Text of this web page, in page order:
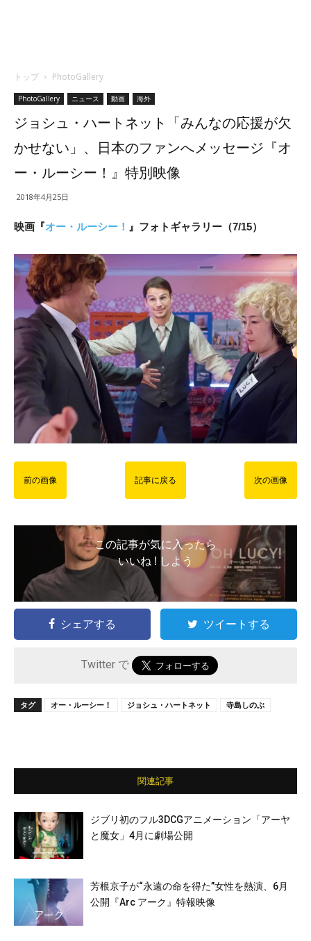
トップ PhotoGallery
PhotoGallery ニュース 動画 海外
ジョシュ・ハートネット「みんなの応援が欠
かせない」、日本のファンへメッセージ『オ
ー・ルーシー！』特別映像
2018年4月25日
映画『オー・ルーシー！ 』フォトギャラリー（7/15）
前の画像 記事に戻る 次の画像
この記事が気に入ったら
いいね ! しよう
シェアする ツイートする
Twitter で
タグ オー・ルーシー！ ジョシュ・ハートネット 寺島しのぶ
関連記事
ジブリ初のフル3DCGアニメーション「アーヤ
と魔女」4月に劇場公開
芳根京子が“永遠の命を得た”女性を熱演、6月
公開『Arc アーク』特報映像